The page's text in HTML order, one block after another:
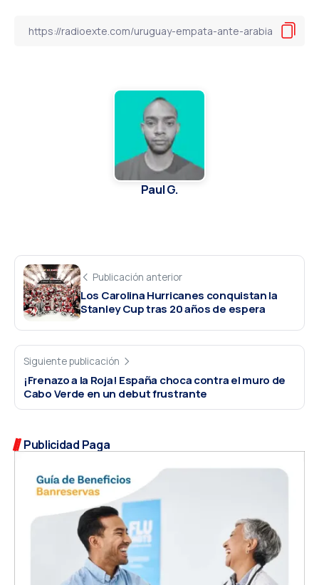
Paul G.
Publicación anterior
Los Carolina Hurricanes conquistan la
Stanley Cup tras 20 años de espera
Siguiente publicación
¡Frenazo a la Roja! España choca contra el muro de
Cabo Verde en un debut frustrante
Publicidad Paga